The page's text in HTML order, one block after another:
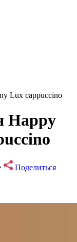
Lux cappuccino
Happy
Поделиться